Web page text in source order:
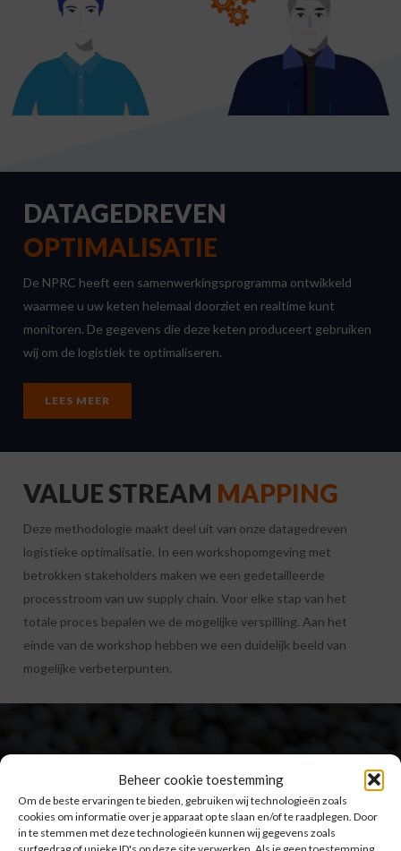
Beheer cookie toestemming
Om de beste ervaringen te bieden, gebruiken wij technologieën zoals
cookies om informatie over je apparaat op te slaan en/of te raadplegen. Door
in te stemmen met deze technologieën kunnen wij gegevens zoals
surfgedrag of unieke ID's op deze site verwerken. Als je geen toestemming
DATAGEDREVEN
OPTIMALISATIE
De NPRC heeft een samenwerkingsprogramma ontwikkeld
waarmee u uw keten helemaal doorziet en realtime kunt
monitoren. De gegevens die deze keten produceert gebruiken
wij om de logistiek te optimaliseren.
LEES MEER
VALUE STREAM MAPPING
Deze methodologie maakt deel uit van onze datagedreven
logistieke optimalisatie. In een workshopomgeving met
betrokken stakeholders maken we een gedetailleerde
processtroom van uw supply chain. Voor elke stap van het
totale proces bepalen we de mogelijke verspilling. Aan het
einde van de workshop hebben we een duidelijk beeld van
mogelijke verbeterpunten.
DUURZAMER